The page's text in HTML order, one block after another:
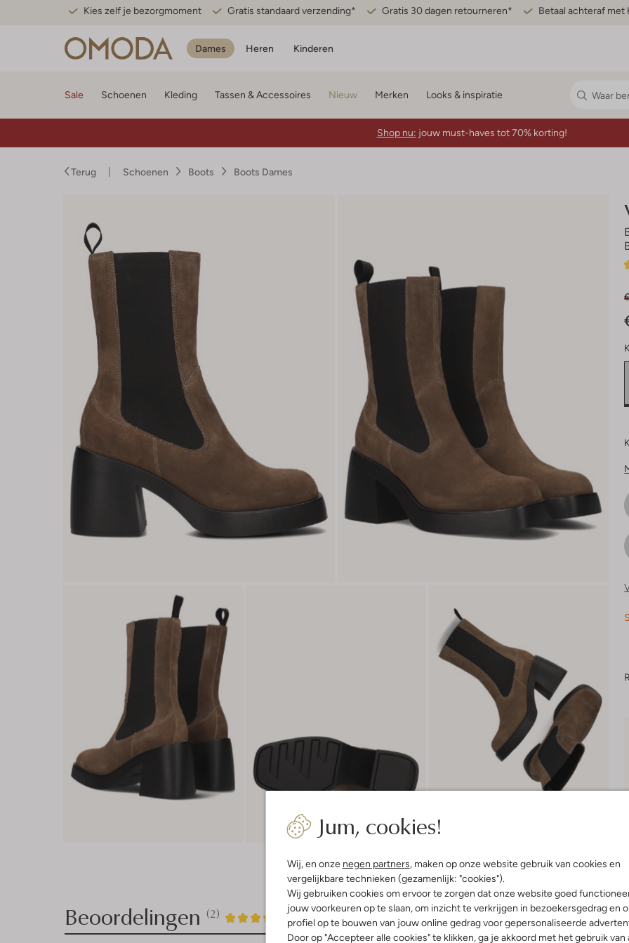
Kies zelf je bezorgmoment Gratis standaard verzending* Gratis 30 dagen retourneren* Betaal achteraf met
Dames Heren Kinderen
Jum, cookies!
Wij, en onze negen partners, maken op onze website gebruik van cookies en
vergelijkbare technieken (gezamenlijk: "cookies").
Wij gebruiken cookies om ervoor te zorgen dat onze website goed
jouw voorkeuren op te slaan, om inzicht te verkrijgen in bezoekersgedrag en
profiel op te bouwen van jouw online gedrag voor gepersonaliseerde
Door op "Accepteer alle cookies" te klikken, ga je akkoord met het gebruik van
Sale Schoenen Kleding Tassen & Accessoires Nieuw Merken Looks & inspiratie
Shop nu: jouw must-haves tot 70% korting!
Terug Schoenen Boots Boots Dames
Product informatie
Beoordelingen (2) 5/5
2
5